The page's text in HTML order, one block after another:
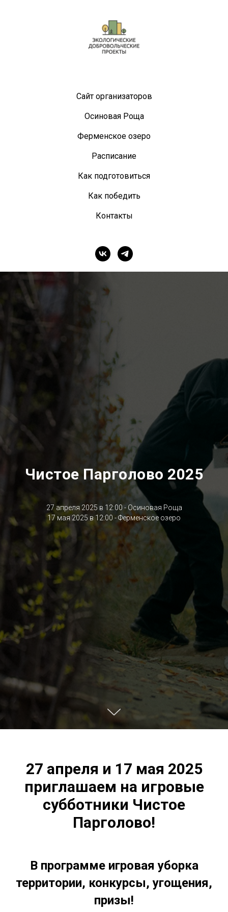
Сайт организаторов
Осиновая Роща
Ферменское озеро
Расписание
Как подготовиться
Как победить
Контакты
Чистое Парголово 2025
27 апреля 2025 в 12:00 - Осиновая Роща
17 мая 2025 в 12:00 - Ферменское озеро
27 апреля и 17 мая 2025
приглашаем на игровые
субботники Чистое
Парголово!
В программе игровая уборка
территории, конкурсы, угощения,
призы!